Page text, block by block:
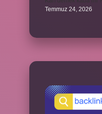
Temmuz 24, 2026